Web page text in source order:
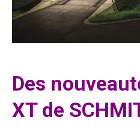
Des
XT de